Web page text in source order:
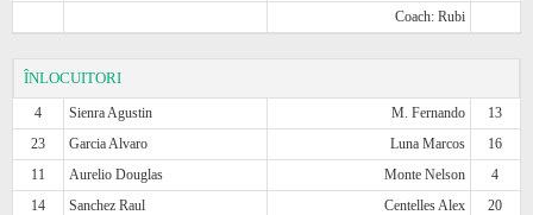
Coach: Rubi
ÎNLOCUITORI
4 Sienra Agustin M. Fernando
13
23
Garcia Alvaro Luna Marcos
16
11
Aurelio Douglas Monte Nelson
4
14
Sanchez Raul Centelles Alex
20